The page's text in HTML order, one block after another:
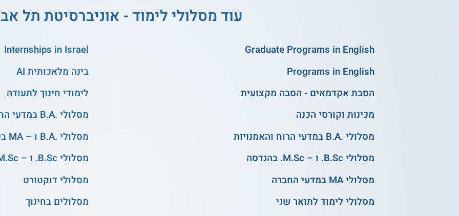
עוד מסלולי לימוד - אוניברסיטת תל
Graduate Programs in English
Programs in English
הסבת אקדמאים - הסבה מקצועית
מכינות וקורסי הכנה
מסלולי .B.A במדעי הרוח והאמנויות
מסלולי B.Sc. ו – M.Sc. בהנדסה
מסלולי MA במדעי החברה
מסלולי לימוד לתואר שני
Internships in Israel
בינה מלאכותית AI
לימודי חינוך לתעודה
מסלולי .B.A במדעי החברה
מסלולי .B.A ו – MA בעיצוב ובאדריכלות
מסלולי B.Sc. ו – M.Sc. במדעים
מסלולי דוקטורט
מסלולים בחינוך